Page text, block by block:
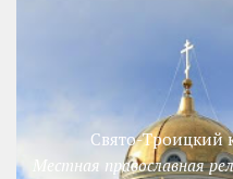
Свято-Троицкий
Местная православная